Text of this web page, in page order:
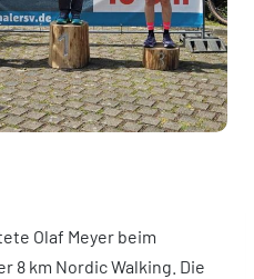
Olaf Meyer beim
8 km Nordic Walking. Die